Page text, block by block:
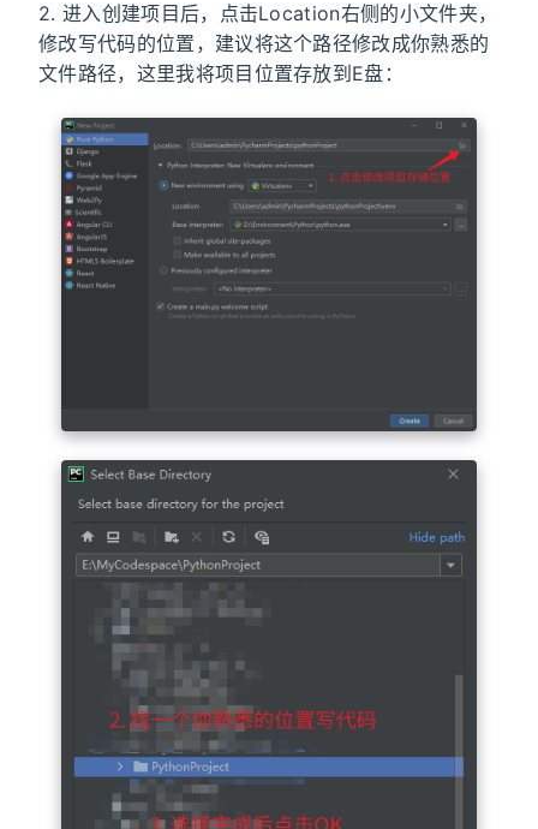
2. 进入创建项目后，点击Location右侧的小文件夹，
修改写代码的位置，建议将这个路径修改成你熟悉的
文件路径，这里我将项目位置存放到E盘：